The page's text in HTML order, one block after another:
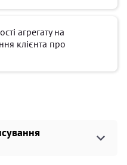
агрегату на
клієнта про